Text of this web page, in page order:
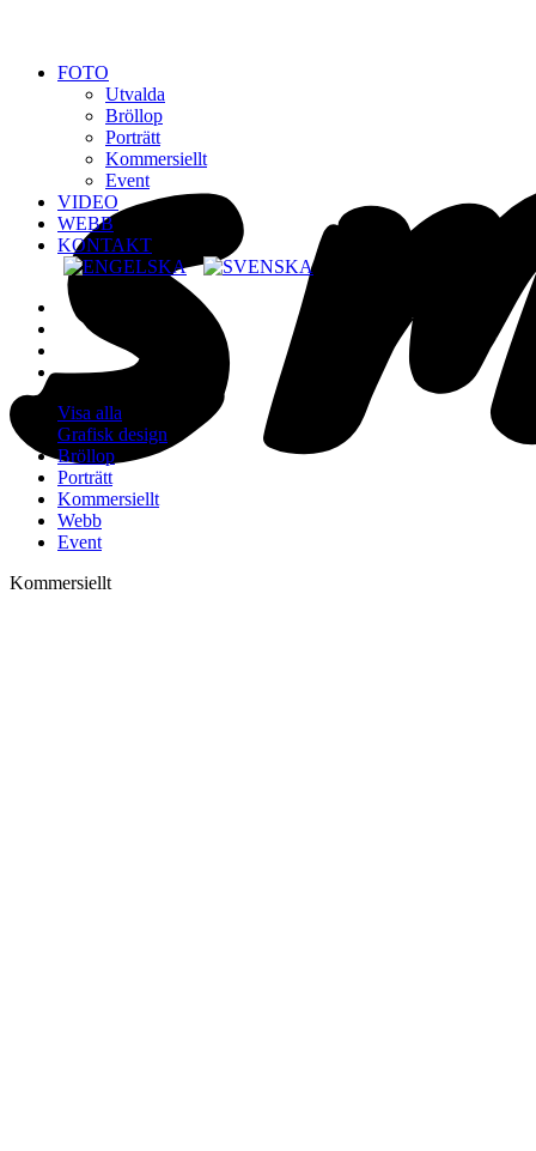
FOTO
Utvalda
Bröllop
Porträtt
Kommersiellt
Event
VIDEO
WEBB
KONTAKT
Visa alla
Grafisk design
Bröllop
Porträtt
Kommersiellt
Webb
Event
Kommersiellt